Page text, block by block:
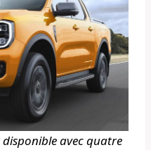
disponible avec quatre